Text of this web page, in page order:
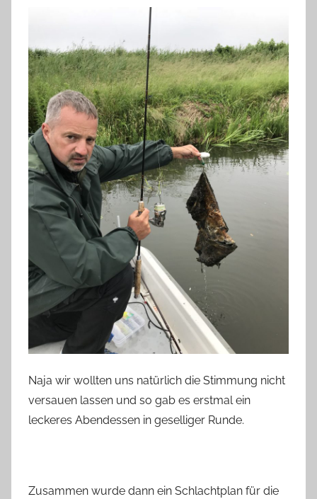
Naja wir wollten uns natürlich die Stimmung nicht
versauen lassen und so gab es erstmal ein
leckeres Abendessen in geselliger Runde.
Zusammen wurde dann ein Schlachtplan für die